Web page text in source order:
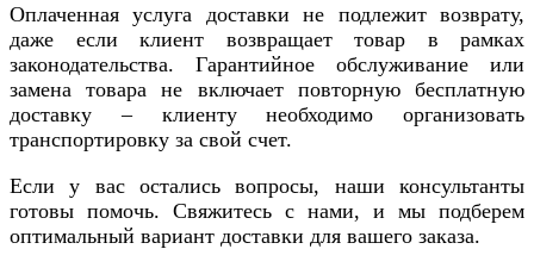
Оплаченная услуга доставки не подлежит возврату,
даже если клиент возвращает товар в рамках
законодательства. Гарантийное обслуживание или
замена товара не включает повторную бесплатную
доставку – клиенту необходимо организовать
транспортировку за свой счет.
Если у вас остались вопросы, наши консультанты
готовы помочь. Свяжитесь с нами, и мы подберем
оптимальный вариант доставки для вашего заказа.